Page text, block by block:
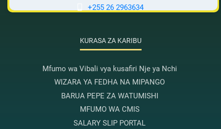
+255 26 2963634
KURASA ZA KARIBU
Mfumo wa Vibali vya kusafiri Nje ya Nchi
WIZARA YA FEDHA NA MIPANGO
BARUA PEPE ZA WATUMISHI
MFUMO WA CMIS
SALARY SLIP PORTAL